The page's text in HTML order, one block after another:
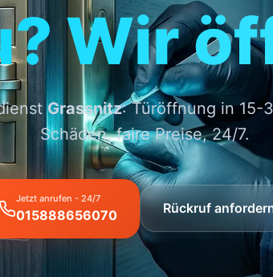
Wir
Grassnitz: Türöffnung in 15-
Schäden, faire Preise, 24/7.
Jetzt anrufen - 24/7
015888656070 Rückruf